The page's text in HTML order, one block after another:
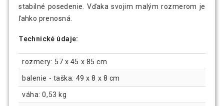
stabilné posedenie. Vďaka svojim malým rozmerom je
ľahko prenosná.
Technické údaje:
rozmery: 57 x 45 x 85 cm
balenie - taška: 49 x 8 x 8 cm
váha: 0,53 kg